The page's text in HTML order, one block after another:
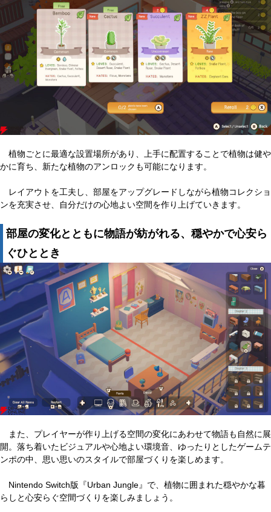
植物ごとに最適な設置場所があり、上手に配置することで植物は健や
かに育ち、新たな植物のアンロックも可能になります。
レイアウトを工夫し、部屋をアップグレードしながら植物コレクショ
ンを充実させ、自分だけの心地よい空間を作り上げていきます。
部屋の変化とともに物語が紡がれる、穏やかで心安ら
ぐひととき
また、プレイヤーが作り上げる空間の変化にあわせて物語も自然に展
開。落ち着いたビジュアルや心地よい環境音、ゆったりとしたゲームテ
ンポの中、思い思いのスタイルで部屋づくりを楽しめます。
Nintendo Switch版『Urban Jungle』で、植物に囲まれた穏やかな暮
らしと心安らぐ空間づくりを楽しみましょう。